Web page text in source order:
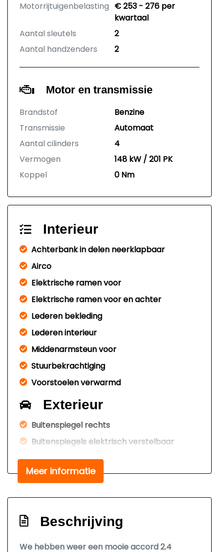
Motorrijtuigenbelasting € 253 - 276 per
kwartaal
Aantal sleutels
2
Aantal handzenders
2
Motor en transmissie
Brandstof
Benzine
Transmissie
Automaat
Aantal cilinders
4
Vermogen
148 kW / 201 PK
Koppel
0 Nm
Interieur
Achterbank in delen neerklapbaar
Airco
Elektrische ramen voor
Elektrische ramen voor en achter
Lederen bekleding
Lederen interieur
Middenarmsteun voor
Stuurbekrachtiging
Voorstoelen verwarmd
Exterieur
Buitenspiegel rechts
Buitenspiegels elektrisch verstelbaar
Buitenspiegels verwarmbaar
Centrale vergrendeling
Koplampreiniging
Sportvelgen
Meer informatie
Beschrijving
We hebben weer een mooie accord 2.4